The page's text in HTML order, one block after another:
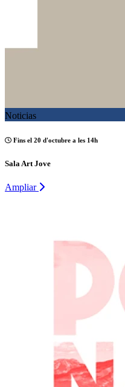
Noticias
Fins el 20 d'octubre a les 14h
Sala Art Jove
Ampliar